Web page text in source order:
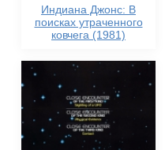
Индиана Джонс: В
поисках утраченного
ковчега (1981)